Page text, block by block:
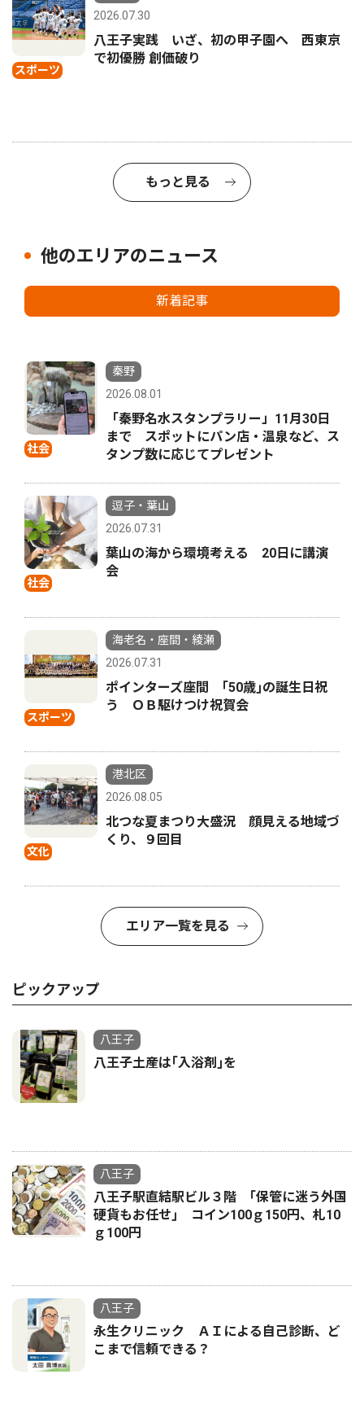
スポーツ
2026.07.30
八王子実践 いざ、初の甲子園へ 西東京
で初優勝 創価破り
もっと見る
他のエリアのニュース
新着記事
社会
秦野
2026.08.01
「秦野名水スタンプラリー」11月30日
まで スポットにパン店・温泉など、ス
タンプ数に応じてプレゼント
社会
逗子・葉山
2026.07.31
葉山の海から環境考える 20日に講演
会
スポーツ
海老名・座間・綾瀬
2026.07.31
ポインターズ座間 ｢50歳｣の誕生日祝
う ＯＢ駆けつけ祝賀会
文化
港北区
2026.08.05
北つな夏まつり大盛況 顔見える地域づ
くり、９回目
エリア一覧を見る
ピックアップ
八王子
八王子土産は｢入浴剤｣を
八王子
八王子駅直結駅ビル３階 ｢保管に迷う外国
硬貨もお任せ｣ コイン100ｇ150円、札10
ｇ100円
八王子
永生クリニック ＡＩによる自己診断、ど
こまで信頼できる？